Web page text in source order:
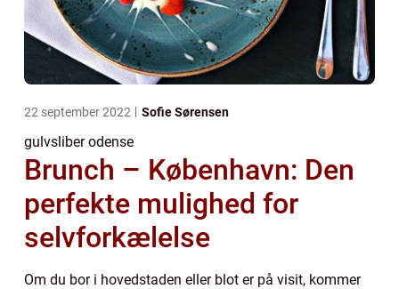
22 september 2022 Sofie Sørensen
gulvsliber odense
Brunch – København: Den
perfekte mulighed for
selvforkælelse
Om du bor i hovedstaden eller blot er på visit, kommer